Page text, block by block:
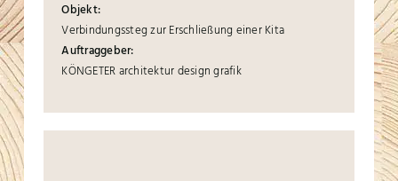
Objekt:
Verbindungssteg zur Erschließung einer Kita
Auftraggeber:
KÖNGETER architektur design grafik